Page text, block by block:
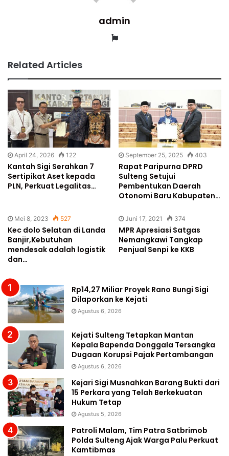
admin
Website
Related Articles
April 24, 2026 122
Kantah Sigi Serahkan 7
Sertipikat Aset kepada
PLN, Perkuat Legalitas…
September 25, 2025 403
Rapat Paripurna DPRD
Sulteng Setujui
Pembentukan Daerah
Otonomi Baru Kabupaten…
Mei 8, 2023 527
Kec dolo Selatan di Landa
Banjir,Kebutuhan
mendesak adalah logistik
dan…
Juni 17, 2021 374
MPR Apresiasi Satgas
Nemangkawi Tangkap
Penjual Senpi ke KKB
Rp14,27 Miliar Proyek Rano Bungi Sigi
Dilaporkan ke Kejati
Agustus 6, 2026
Kejati Sulteng Tetapkan Mantan
Kepala Bapenda Donggala Tersangka
Dugaan Korupsi Pajak Pertambangan
Agustus 6, 2026
Kejari Sigi Musnahkan Barang Bukti dari
15 Perkara yang Telah Berkekuatan
Hukum Tetap
Agustus 5, 2026
Patroli Malam, Tim Patra Satbrimob
Polda Sulteng Ajak Warga Palu Perkuat
Kamtibmas